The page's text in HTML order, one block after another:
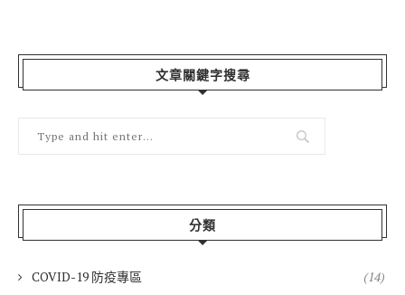
文章關鍵字搜尋
分類
COVID-19 防疫專區 (14)